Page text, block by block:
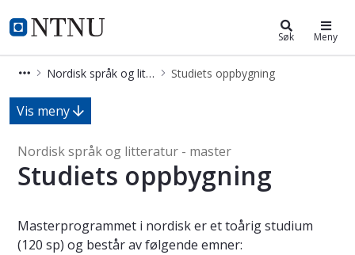
NTNU Hjemmeside
Nordisk språk og litteratur -Søk Meny
Nordisk språk og litteratur - master Studiets oppbygning
Studiets oppbygning - Nordisk
Vis meny
Nordisk språk og litteratur - master
Studiets oppbygning
Masterprogrammet i nordisk er et toårig studium
(120 sp) og består av følgende emner: